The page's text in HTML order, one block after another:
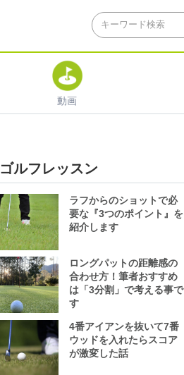
動画
ゴルフレッスン
ラフからのショットで必
要な『3つのポイント』を
紹介します
ロングパットの距離感の
合わせ方！筆者おすすめ
は「3分割」で考える事で
す
4番アイアンを抜いて7番
ウッドを入れたらスコア
が激変した話